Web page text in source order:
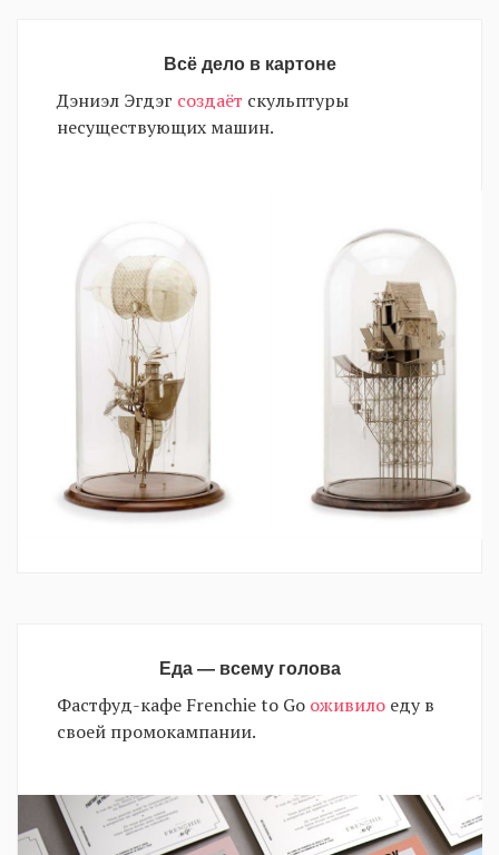
Всё дело в картоне
Дэниэл Эгдэг создаёт скульптуры
несуществующих машин.
Еда — всему голова
Фастфуд-кафе Frenchie to Go оживило еду в
своей промокампании.